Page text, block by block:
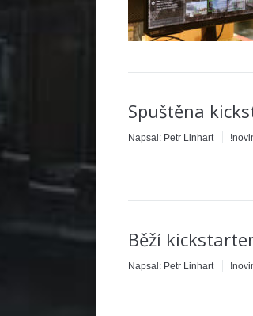
Spuštěna
Napsal: Petr Linhart
Běží
Napsal: Petr Linhart